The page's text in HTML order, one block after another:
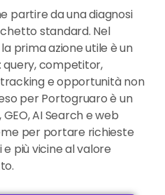
partire da una diagnosi
standard. Nel
prima azione utile è un
query, competitor,
e opportunità non
per Portogruaro è un
AI Search e web
per portare richieste
e più vicine al valore